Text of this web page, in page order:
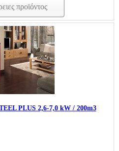
προϊόντος
PLUS 2,6-7,0 kW / 200m3